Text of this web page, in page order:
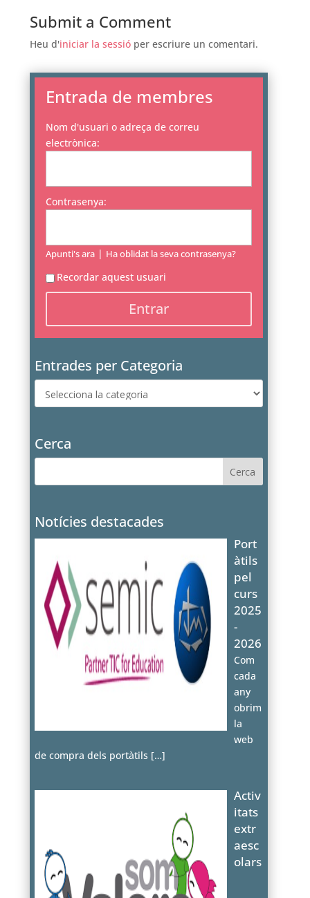
Submit a Comment
Heu d'iniciar la sessió per escriure un comentari.
Entrada de membres
Nom d'usuari o adreça de correu
electrònica:
Contrasenya:
Apunti's ara | Ha oblidat la seva contrasenya?
Recordar aquest usuari
Entrades per Categoria
per
Cerca
Notícies destacades
Port
àtils
pel
curs
2025
-
2026
Com
cada
any
obrim
la
web
de compra dels portàtils […]
Activ
itats
extr
aesc
olars